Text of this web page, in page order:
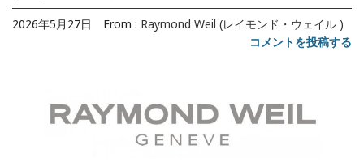
2026年5月27日 From : Raymond Weil (レイモンド・ウェイル )
コメントを投稿する